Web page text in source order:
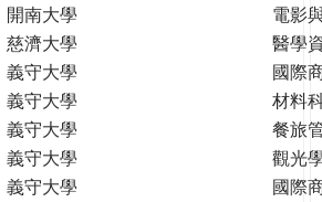
開南大學
電影
慈濟大學
醫學
義守大學
國際
義守大學
材料
義守大學
餐旅
義守大學
觀光
義守大學
國際